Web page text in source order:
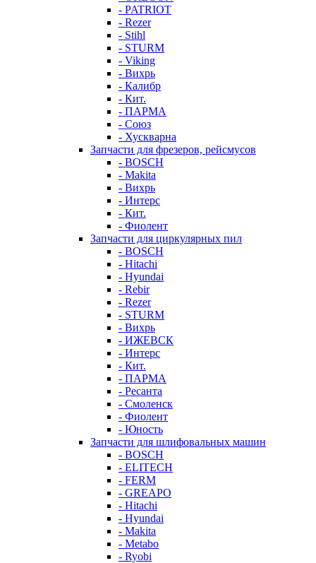
- PATRIOT
- Rezer
- Stihl
- STURM
- Viking
- Вихрь
- Калибр
- Кит.
- ПАРМА
- Союз
- Хускварна
Запчасти для фрезеров, рейсмусов
- BOSCH
- Makita
- Вихрь
- Интерс
- Кит.
- Фиолент
Запчасти для циркулярных пил
- BOSCH
- Hitachi
- Hyundai
- Rebir
- Rezer
- STURM
- Вихрь
- ИЖЕВСК
- Интерс
- Кит.
- ПАРМА
- Ресанта
- Смоленск
- Фиолент
- Юность
Запчасти для шлифовальных машин
- BOSCH
- ELITECH
- FERM
- GREAPO
- Hitachi
- Hyundai
- Makita
- Metabo
- Ryobi